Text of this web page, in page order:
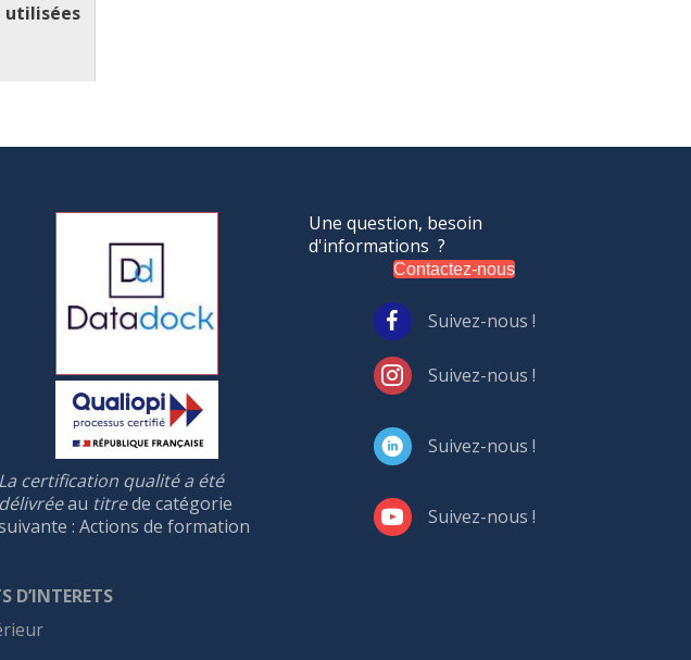
utilisées
La certification qualité a été
délivréeau titrede catégorie
: Actions de formation
Une question, besoin
d'informations ?
Contactez-nous
Suivez-nous !
Suivez-nous !
Suivez-nous !
Suivez-nous !
S D’INTERETS